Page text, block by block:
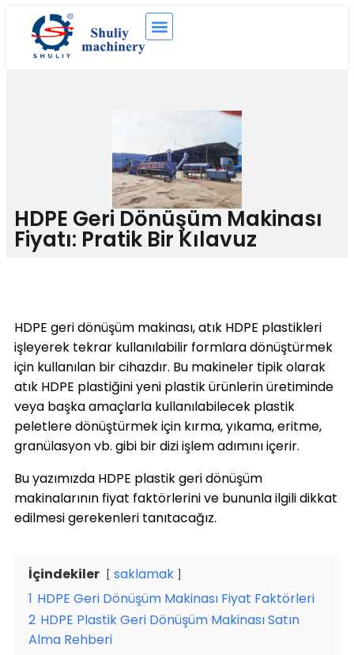
HDPE Geri Dönüşüm Makinası
Fiyatı: Pratik Bir Kılavuz
HDPE geri dönüşüm makinası, atık HDPE plastikleri
işleyerek tekrar kullanılabilir formlara dönüştürmek
için kullanılan bir cihazdır. Bu makineler tipik olarak
atık HDPE plastiğini yeni plastik ürünlerin üretiminde
veya başka amaçlarla kullanılabilecek plastik
peletlere dönüştürmek için kırma, yıkama, eritme,
granülasyon vb. gibi bir dizi işlem adımını içerir.
Bu yazımızda HDPE plastik geri dönüşüm
makinalarının fiyat faktörlerini ve bununla ilgili dikkat
edilmesi gerekenleri tanıtacağız.
İçindekiler
saklamak
1 HDPE Geri Dönüşüm Makinası Fiyat Faktörleri
2 HDPE Plastik Geri Dönüşüm Makinası Satın
Alma Rehberi